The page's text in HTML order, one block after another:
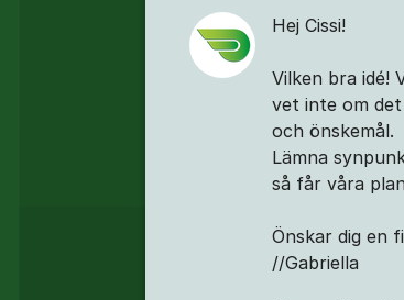
Hej Cissi!
Vilken bra idé!
vet inte om
och önskemål.
Lämna
så får våra
Önskar dig en
//Gabriella